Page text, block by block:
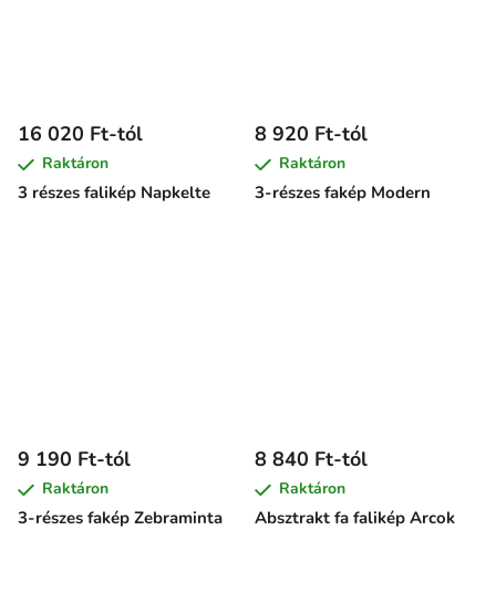
3 részes falikép Napkelte
16 020 Ft-tól
Raktáron
3-részes fakép Modern
8 920 Ft-tól
Raktáron
3-részes fakép Zebraminta
9 190 Ft-tól
Raktáron
Absztrakt fa falikép Arcok
8 840 Ft-tól
Raktáron